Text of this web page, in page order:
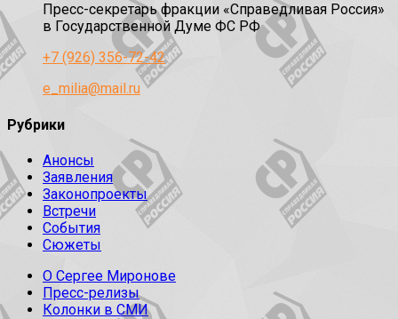
Пресс-секретарь фракции «Справедливая Россия»
в Государственной Думе ФС РФ
+7 (926) 356-72-42
e_milia@mail.ru
Рубрики
Анонсы
Заявления
Законопроекты
Встречи
События
Сюжеты
О Сергее Миронове
Пресс-релизы
Колонки в СМИ